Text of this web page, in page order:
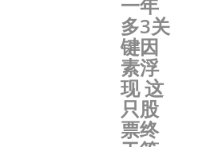
多3关
键因
素浮
现 这
只股
票终